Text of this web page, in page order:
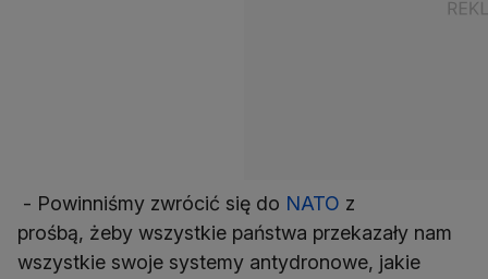
- Powinniśmy zwrócić się do NATO z
prośbą, żeby wszystkie państwa przekazały nam
wszystkie swoje systemy antydronowe, jakie